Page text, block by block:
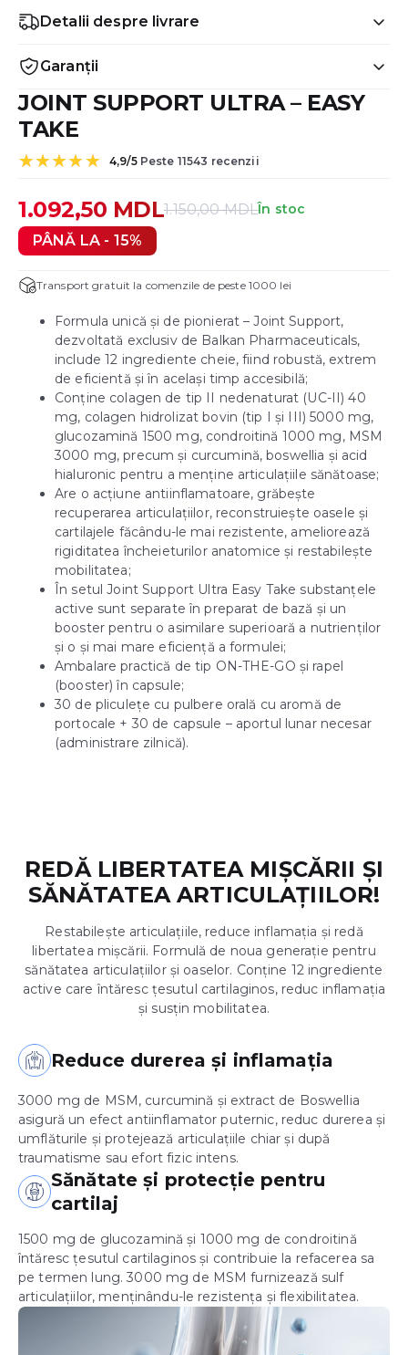
JOINT SUPPORT ULTRA – EASY
TAKE
Formula unică și de pionierat – Joint Support,
dezvoltată exclusiv de Balkan Pharmaceuticals,
include 12 ingrediente cheie, fiind robustă, extrem
de eficientă și în același timp accesibilă;
Conține colagen de tip II nedenaturat (UC-II) 40
mg, colagen hidrolizat bovin (tip I și III) 5000 mg,
glucozamină 1500 mg, condroitină 1000 mg, MSM
3000 mg, precum și curcumină, boswellia și acid
hialuronic pentru a menține articulațiile sănătoase;
Are o acțiune antiinflamatoare, grăbește
recuperarea articulațiilor, reconstruiește oasele și
cartilajele făcându-le mai rezistente, ameliorează
rigiditatea încheieturilor anatomice și restabilește
mobilitatea;
În setul Joint Support Ultra Easy Take substanțele
active sunt separate în preparat de bază și un
booster pentru o asimilare superioară a nutrienților
și o și mai mare eficiență a formulei;
Ambalare practică de tip ON-THE-GO și rapel
(booster) în capsule;
30 de pliculețe cu pulbere orală cu aromă de
portocale + 30 de capsule – aportul lunar necesar
(administrare zilnică).
baza a
evaluări de la
clienți
4,9/5 Peste 11543 recenzii
1.150,00MDL
Prețul
inițial
a
fost:
1.150,00 MDL.
1.092,50 MDL
Prețul
curent
este:
1.092,50 MDL.
PÂNĂ LA - 15%
În stoc
Transport gratuit la comenzile de peste 1000 lei
Detalii despre livrare
Garanții
REDĂ LIBERTATEA MIȘCĂRII ȘI
SĂNĂTATEA ARTICULAȚIILOR!
Restabilește articulațiile, reduce inflamația și redă
libertatea mișcării. Formulă de noua generație pentru
sănătatea articulațiilor și oaselor. Conține 12 ingrediente
active care întăresc țesutul cartilaginos, reduc inflamația
și susțin mobilitatea.
Reduce durerea și inflamația
3000 mg de MSM, curcumină și extract de Boswellia
asigură un efect antiinflamator puternic, reduc durerea și
umflăturile și protejează articulațiile chiar și după
traumatisme sau efort fizic intens.
Sănătate și protecție pentru
cartilaj
1500 mg de glucozamină și 1000 mg de condroitină
întăresc țesutul cartilaginos și contribuie la refacerea sa
pe termen lung. 3000 mg de MSM furnizează sulf
articulațiilor, menținându-le rezistența și flexibilitatea.